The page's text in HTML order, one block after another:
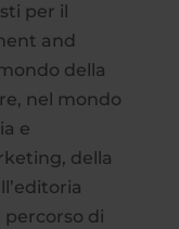
per il
and
della
nel mondo
e
della
di